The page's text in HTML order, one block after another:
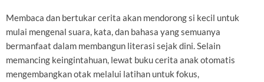
Membaca dan bertukar cerita akan mendorong si kecil untuk
mulai mengenal suara, kata, dan bahasa yang semuanya
bermanfaat dalam membangun literasi sejak dini. Selain
memancing keingintahuan, lewat buku cerita anak otomatis
mengembangkan otak melalui latihan untuk fokus,